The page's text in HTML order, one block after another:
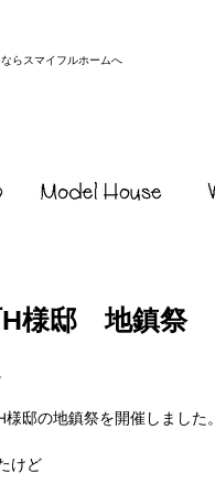
らスマイフルホームへ
H様邸 地鎮祭
邸の地鎮祭を開催しました。
けど